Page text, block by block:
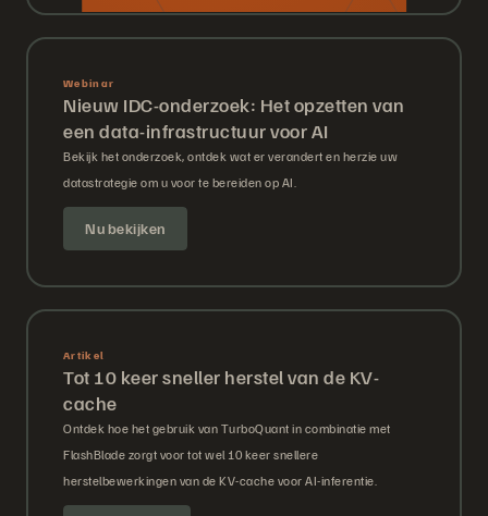
Webinar
Nieuw IDC-onderzoek: Het opzetten van
een data-infrastructuur voor AI
Bekijk het onderzoek, ontdek wat er verandert en herzie uw
datastrategie om u voor te bereiden op AI.
Nu bekijken
Artikel
Tot 10 keer sneller herstel van de KV-
cache
Ontdek hoe het gebruik van TurboQuant in combinatie met
FlashBlade zorgt voor tot wel 10 keer snellere
herstelbewerkingen van de KV-cache voor AI-inferentie.